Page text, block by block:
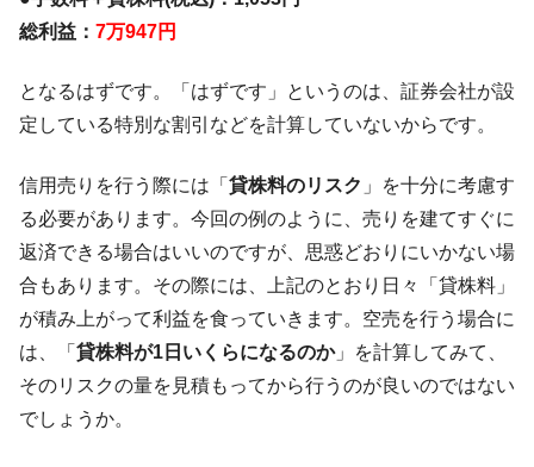
総利益： 7万947円
となるはずです。「はずです」というのは、証券会社が設
定している特別な割引などを計算していないからです。
信用売りを行う際には「 貸株料のリスク 」を十分に考慮す
る必要があります。今回の例のように、売りを建てすぐに
返済できる場合はいいのですが、思惑どおりにいかない場
合もあります。その際には、上記のとおり日々「貸株料」
が積み上がって利益を食っていきます。空売を行う場合に
は、「 貸株料が1日いくらになるのか」を計算してみて、
そのリスクの量を見積もってから行うのが良いのではない
でしょうか。